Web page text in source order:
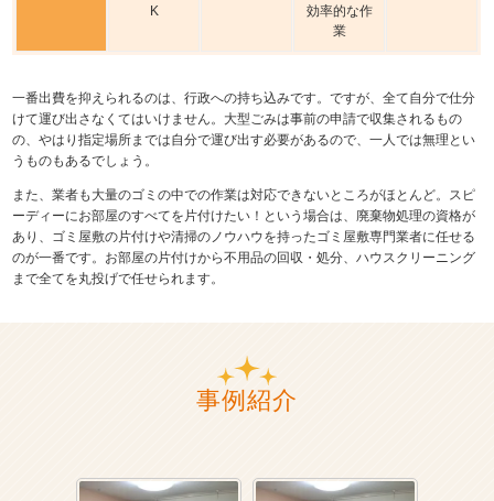
K
効率的な作
業
一番出費を抑えられるのは、行政への持ち込みです。ですが、全て自分で仕分
けて運び出さなくてはいけません。大型ごみは事前の申請で収集されるもの
の、やはり指定場所までは自分で運び出す必要があるので、一人では無理とい
うものもあるでしょう。
また、業者も大量のゴミの中での作業は対応できないところがほとんど。スピ
ーディーにお部屋のすべてを片付けたい！という場合は、廃棄物処理の資格が
あり、ゴミ屋敷の片付けや清掃のノウハウを持ったゴミ屋敷専門業者に任せる
のが一番です。お部屋の片付けから不用品の回収・処分、ハウスクリーニング
まで全てを丸投げで任せられます。
事例紹介